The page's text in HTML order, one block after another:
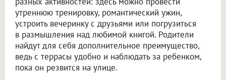
утреннюю тренировку, романтический ужин,
устроить вечеринку с друзьями или погрузиться
в размышления над любимой книгой. Родители
найдут для себя дополнительное преимущество,
ведь с террасы удобно и наблюдать за ребенком,
пока он резвится на улице.